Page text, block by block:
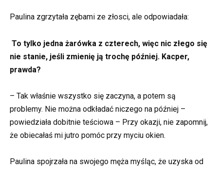
Paulina zgrzytała zębami ze złosci, ale odpowiadała:
To tylko jedna żarówka z czterech, więc nic złego się
nie stanie, jeśli zmienię ją trochę później. Kacper,
prawda?
– Tak właśnie wszystko się zaczyna, a potem są
problemy. Nie można odkładać niczego na później –
powiedziała dobitnie teściowa – Przy okazji, nie zapomnij,
że obiecałaś mi jutro pomóc przy myciu okien.
Paulina spojrzała na swojego męża myśląc, że uzyska od